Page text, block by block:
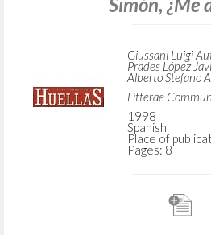
Simón, ¿Me
Giussani Luigi
Prades López
Alberto Stefano
Litterae
1998
Spanish
Place of
Pages: 8